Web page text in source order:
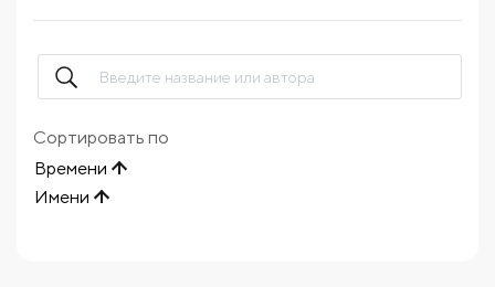
Сортировать по
Времени
Имени